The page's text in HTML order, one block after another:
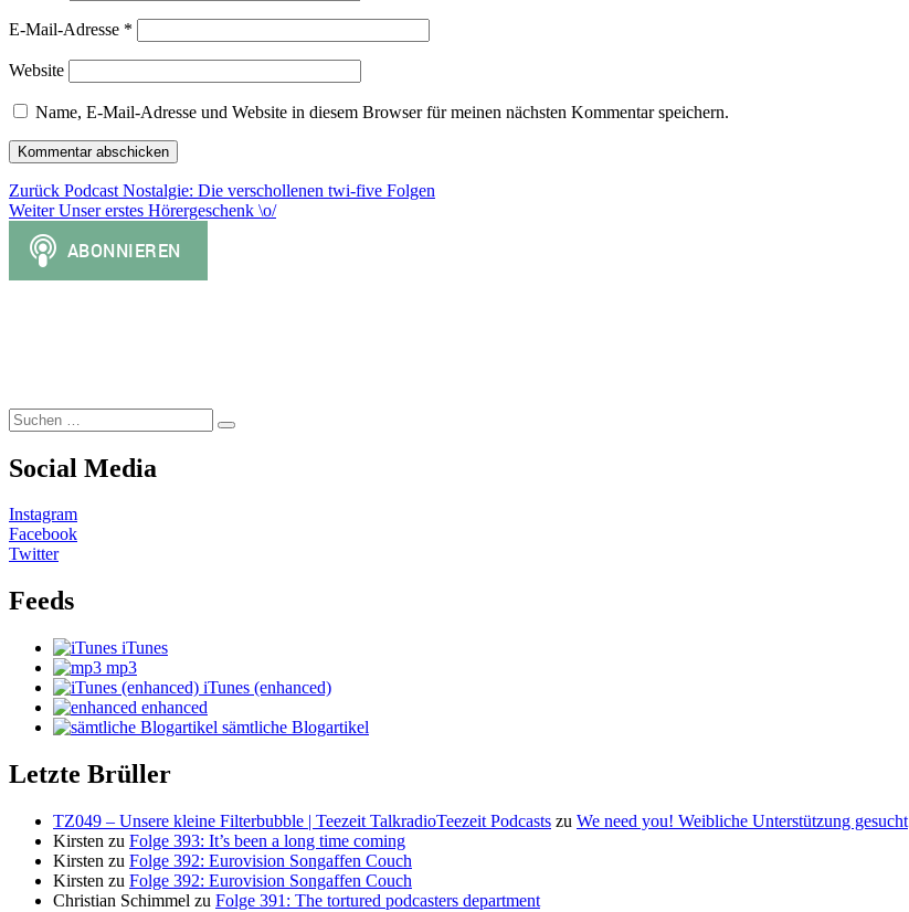
E-Mail-Adresse *
Website
Name, E-Mail-Adresse und Website in diesem Browser für meinen nächsten Kommentar speichern.
Beitragsnavigation
Zurück Vorheriger
Beitrag:
Podcast Nostalgie: Die verschollenen twi-five Folgen
Weiter Nächster
Unser erstes Hörergeschenk \o/
Suchen
nach:
Suchen
Social Media
Instagram
Facebook
Twitter
Feeds
iTunes
mp3
iTunes (enhanced)
enhanced
sämtliche Blogartikel
Letzte Brüller
TZ049 – Unsere kleine Filterbubble | Teezeit TalkradioTeezeit Podcasts zu We need you! Weibliche Unterstützung gesucht
Kirsten zu Folge 393: It’s been a long time coming
Kirsten zu Folge 392: Eurovision Songaffen Couch
Kirsten zu Folge 392: Eurovision Songaffen Couch
Christian Schimmel zu Folge 391: The tortured podcasters department